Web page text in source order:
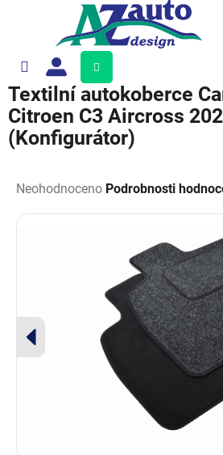
Nákupní
košík
Textilní autokoberce
Citroen C3 Aircross
(Konfigurátor)
hodnocení
je
Neohodnoceno Podrobnosti